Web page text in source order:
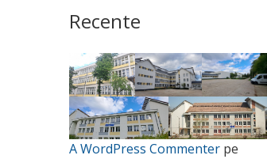
Recente
A WordPress Commenter pe